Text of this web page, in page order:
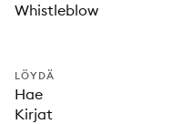
Whistleblow
LÖYDÄ
Hae
Kirjat